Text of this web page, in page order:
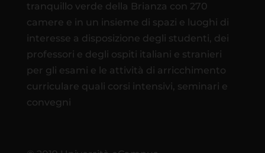
tranquillo verde della Brianza con 270
camere e in un insieme di spazi e luoghi di
interesse a disposizione degli studenti, dei
professori e degli ospiti italiani e stranieri
per gli esami e le attività di arricchimento
curriculare quali corsi intensivi, seminari e
convegni